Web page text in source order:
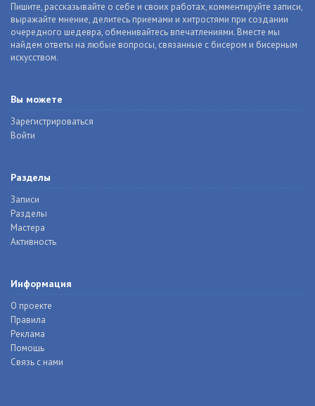
Пишите, рассказывайте о себе и своих работах, комментируйте записи,
выражайте мнение, делитесь приемами и хитростями при создании
очередного шедевра, обменивайтесь впечатлениями. Вместе мы
найдем ответы на любые вопросы, связанные с бисером и бисерным
искусством.
Вы можете
Зарегистрироваться
Войти
Разделы
Записи
Разделы
Мастера
Активность
Информация
О проекте
Правила
Реклама
Помощь
Связь с нами